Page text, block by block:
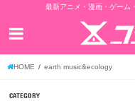
最新アニメ・漫画・ゲーム
HOME earth music&ecology
CATEGORY